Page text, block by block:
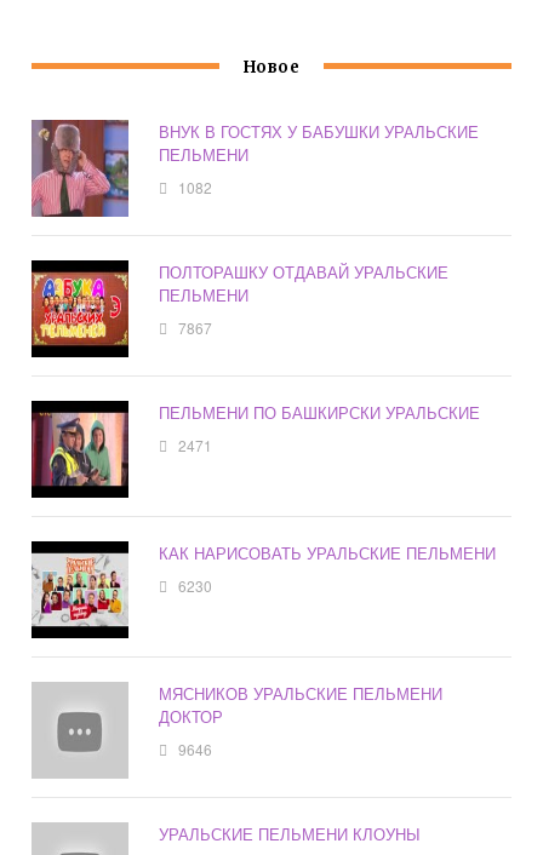
Новое
ВНУК В ГОСТЯХ У БАБУШКИ УРАЛЬСКИЕ
ПЕЛЬМЕНИ
1082
ПОЛТОРАШКУ ОТДАВАЙ УРАЛЬСКИЕ
ПЕЛЬМЕНИ
7867
ПЕЛЬМЕНИ ПО БАШКИРСКИ УРАЛЬСКИЕ
2471
КАК НАРИСОВАТЬ УРАЛЬСКИЕ ПЕЛЬМЕНИ
6230
МЯСНИКОВ УРАЛЬСКИЕ ПЕЛЬМЕНИ
ДОКТОР
9646
УРАЛЬСКИЕ ПЕЛЬМЕНИ КЛОУНЫ